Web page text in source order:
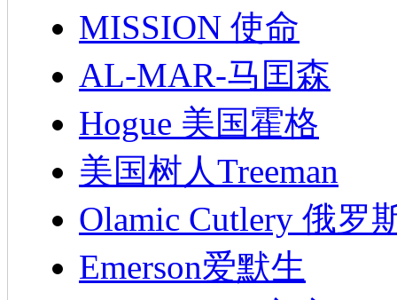
MISSION 使命
AL-MAR-马囯森
Hogue 美国霍格
美国树人Treeman
Olamic Cutlery 俄罗
Emerson爱默生